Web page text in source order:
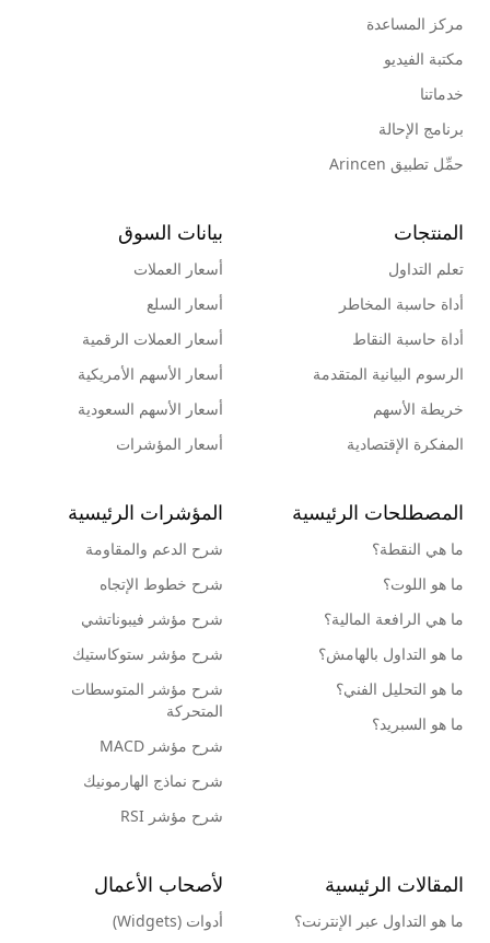
مركز المساعدة
مكتبة الفيديو
خدماتنا
برنامج الإحالة
حمِّل تطبيق Arincen
المنتجات
تعلم التداول
أداة حاسبة المخاطر
أداة حاسبة النقاط
الرسوم البيانية المتقدمة
خريطة الأسهم
المفكرة الإقتصادية
بيانات السوق
أسعار العملات
أسعار السلع
أسعار العملات الرقمية
أسعار الأسهم الأمريكية
أسعار الأسهم السعودية
أسعار المؤشرات
المصطلحات الرئيسية
ما هي النقطة؟
ما هو اللوت؟
ما هي الرافعة المالية؟
ما هو التداول بالهامش؟
ما هو التحليل الفني؟
ما هو السبريد؟
المؤشرات الرئيسية
شرح الدعم والمقاومة
شرح خطوط الإتجاه
شرح مؤشر فيبوناتشي
شرح مؤشر ستوكاستيك
شرح مؤشر المتوسطات
المتحركة
شرح مؤشر MACD
شرح نماذج الهارمونيك
شرح مؤشر RSI
المقالات الرئيسية
ما هو التداول عبر الإنترنت؟
لأصحاب الأعمال
أدوات (Widgets)